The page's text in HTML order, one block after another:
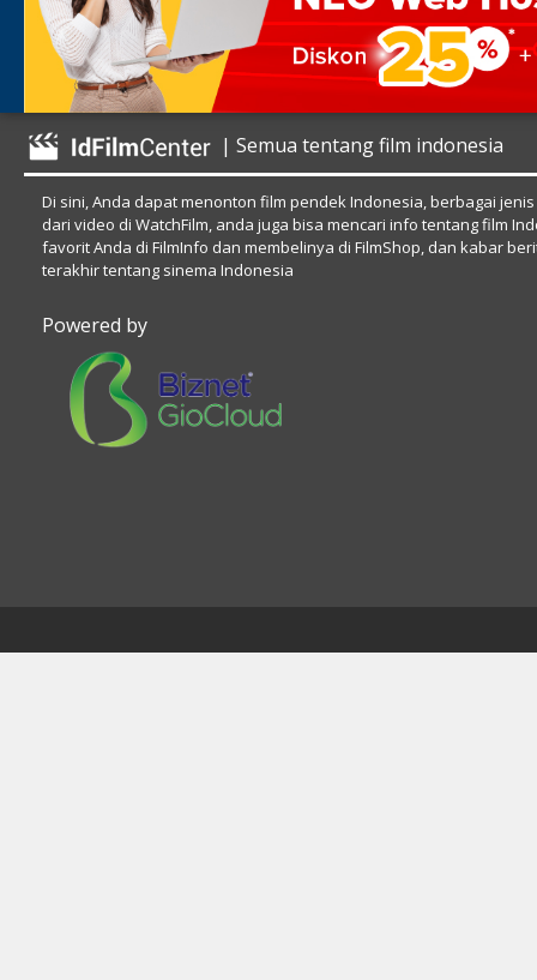
| Semua tentang film indonesia
Di sini, Anda dapat menonton film pendek Indonesia, berbagai
dari video di WatchFilm, anda juga bisa mencari info tentang film
favorit Anda di FilmInfo dan membelinya di FilmShop, dan kabar
terakhir tentang sinema Indonesia
Powered by